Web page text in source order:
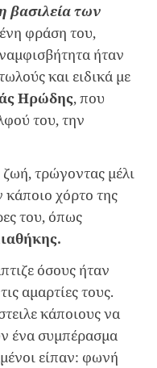
βασιλεία των
φράση του,
ήταν
και ειδικά με
Ηρώδης, που
του, την
τρώγοντας μέλι
κάποιο χόρτο της
του, όπως
όσους ήταν
αμαρτίες τους.
κάποιους να
ένα συμπέρασμα
είπαν: φωνή